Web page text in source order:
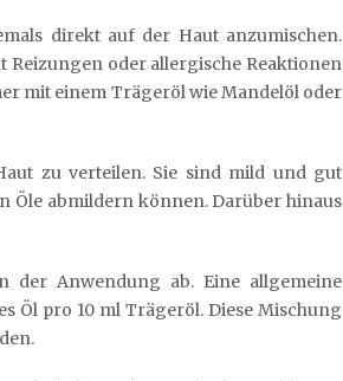
direkt auf der Haut anzumischen.
oder allergische Reaktionen
mit einem Trägeröl wie Mandelöl oder
zu verteilen. Sie sind mild und gut
Öle abmildern können. Darüber hinaus
der Anwendung ab. Eine allgemeine
Öl pro 10 ml Trägeröl. Diese Mischung